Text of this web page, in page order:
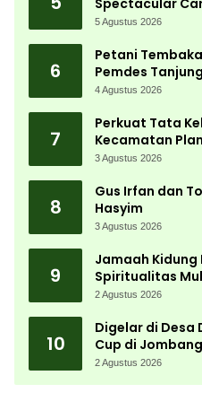
Spectacular
Kemerdekaan
5 Agustus 2026
6
Petani
Pemdes
Bergerak Cepat
4 Agustus 2026
7
Perkuat Tata
Kecamatan
Aparatur Pemdes
3 Agustus 2026
8
Gus Irfan dan
Hasyim
3 Agustus 2026
9
Jamaah
Spiritualitas
2 Agustus 2026
10
Digelar di Desa
Cup di
Menembak
2 Agustus 2026